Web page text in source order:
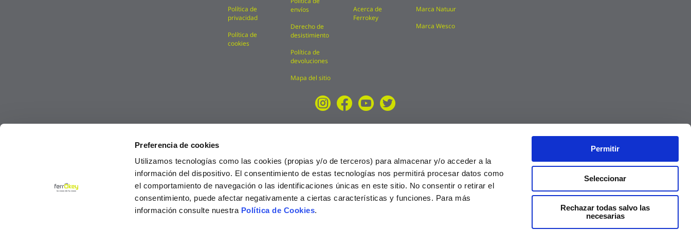
Preferencia de cookies
Utilizamos tecnologías como las cookies (propias y/o de terceros) para almacenar y/o acceder a la
información del dispositivo. El consentimiento de estas tecnologías nos permitirá procesar datos como
el comportamiento de navegación o las identificaciones únicas en este sitio. No consentir o retirar el
consentimiento, puede afectar negativamente a ciertas características y funciones. Para más
información consulte nuestra Política de Cookies.
Permitir
Seleccionar
Rechazar todas salvo las
necesarias
Política de
privacidad
Política de
cookies
envíos
Derecho de
desistimiento
Política de
devoluciones
Mapa del sitio
Acerca de
Ferrokey
Marca Natuur
Marca Wesco